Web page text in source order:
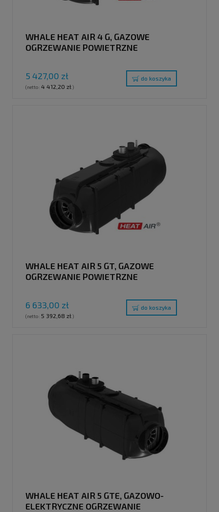
WHALE HEAT AIR 4 G, GAZOWE
OGRZEWANIE POWIETRZNE
5 427,00 zł
(netto: 4 412,20 zł)
do koszyka
WHALE HEAT AIR 5 GT, GAZOWE
OGRZEWANIE POWIETRZNE
6 633,00 zł
(netto: 5 392,68 zł)
do koszyka
WHALE HEAT AIR 5 GTE, GAZOWO-
ELEKTRYCZNE OGRZEWANIE